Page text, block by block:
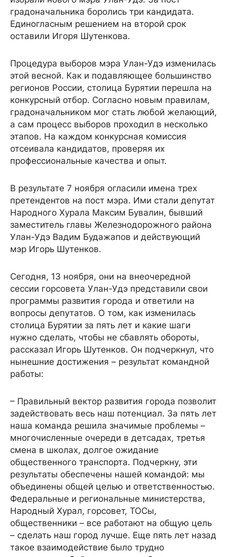
градоначальника боролись три кандидата.
Единогласным решением на второй срок
оставили Игоря Шутенкова.
Процедура выборов мэра Улан-Удэ изменилась
этой весной. Как и подавляющее большинство
регионов России, столица Бурятии перешла на
конкурсный отбор. Согласно новым правилам,
градоначальником мог стать любой желающий,
а сам процесс выборов проходил в несколько
этапов. На каждом конкурсная комиссия
отсеивала кандидатов, проверяя их
профессиональные качества и опыт.
В результате 7 ноября огласили имена трех
претендентов на пост мэра. Ими стали депутат
Народного Хурала Максим Бувалин, бывший
заместитель главы Железнодорожного района
Улан-Удэ Вадим Будажапов и действующий
мэр Игорь Шутенков.
Сегодня, 13 ноября, они на внеочередной
сессии горсовета Улан-Удэ представили свои
программы развития города и ответили на
вопросы депутатов. О том, как изменилась
столица Бурятии за пять лет и какие шаги
нужно сделать, чтобы не сбавлять обороты,
рассказал Игорь Шутенков. Он подчеркнул, что
нынешние достижения – результат командной
работы:
– Правильный вектор развития города позволит
задействовать весь наш потенциал. За пять лет
наша команда решила значимые проблемы –
многочисленные очереди в детсадах, третья
смена в школах, долгое ожидание
общественного транспорта. Подчеркну, эти
результаты обеспечены нашей командой: мы
объединены общей целью и ответственностью.
Федеральные и региональные министерства,
Народный Хурал, горсовет, ТОСы,
общественники – все работают на общую цель
– сделать наш город лучше. Еще пять лет назад
такое взаимодействие было трудно